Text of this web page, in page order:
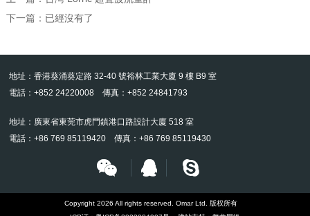
下一篇：已經沒有了
地址：香港葵涌葵定路 32-40 號裕林工業大廈 9 樓 B9 室
電話：+852 24220008 傳真：+852 24841793
地址：廣東省東莞市虎門鎮港口路設計大廈 518 室
電話：+86 769 85119420 傳真：+86 769 85119430
Copyright 2026 All rights reserved. Omar Ltd. 版权所有